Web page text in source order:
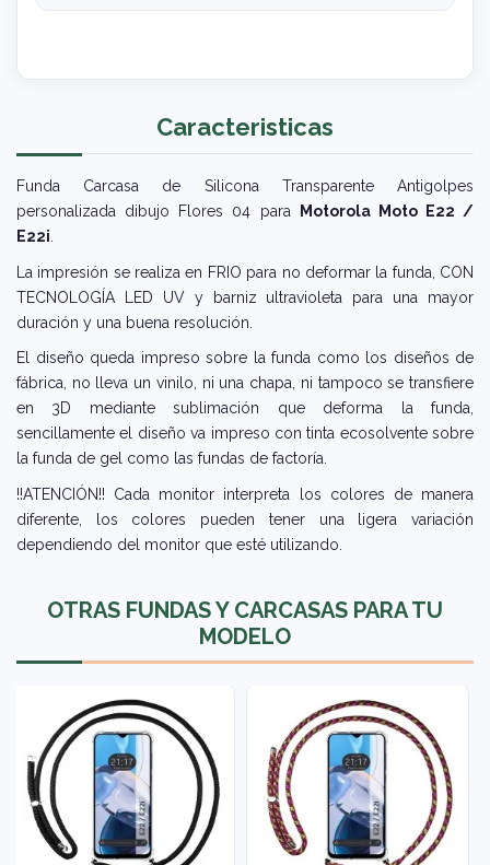
Caracteristicas
Funda Carcasa de Silicona Transparente Antigolpes
personalizada dibujo Flores 04 para
Motorola Moto E22 /
E22i
La impresión se realiza en FRIO para no deformar la funda, CON
TECNOLOGÍA LED UV y barniz ultravioleta para una mayor
duración y una buena resolución.
El diseño queda impreso sobre la funda como los diseños de
fábrica, no lleva un vinilo, ni una chapa, ni tampoco se transfiere
en 3D mediante sublimación que deforma la funda,
sencillamente el diseño va impreso con tinta ecosolvente sobre
la funda de gel como las fundas de factoría.
!!ATENCIÓN!! Cada monitor interpreta los colores de manera
diferente, los colores pueden tener una ligera variación
dependiendo del monitor que esté utilizando.
OTRAS FUNDAS Y CARCASAS PARA TU
MODELO